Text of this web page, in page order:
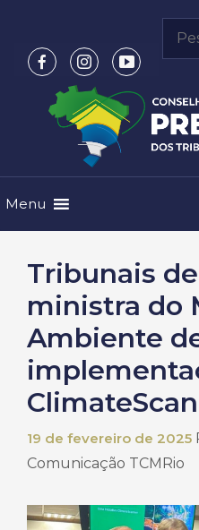
conteúdo
por:
Menu
Tribunais
ministra do
Ambiente
19 de fevereiro de 2025
Comunicação TCMRio